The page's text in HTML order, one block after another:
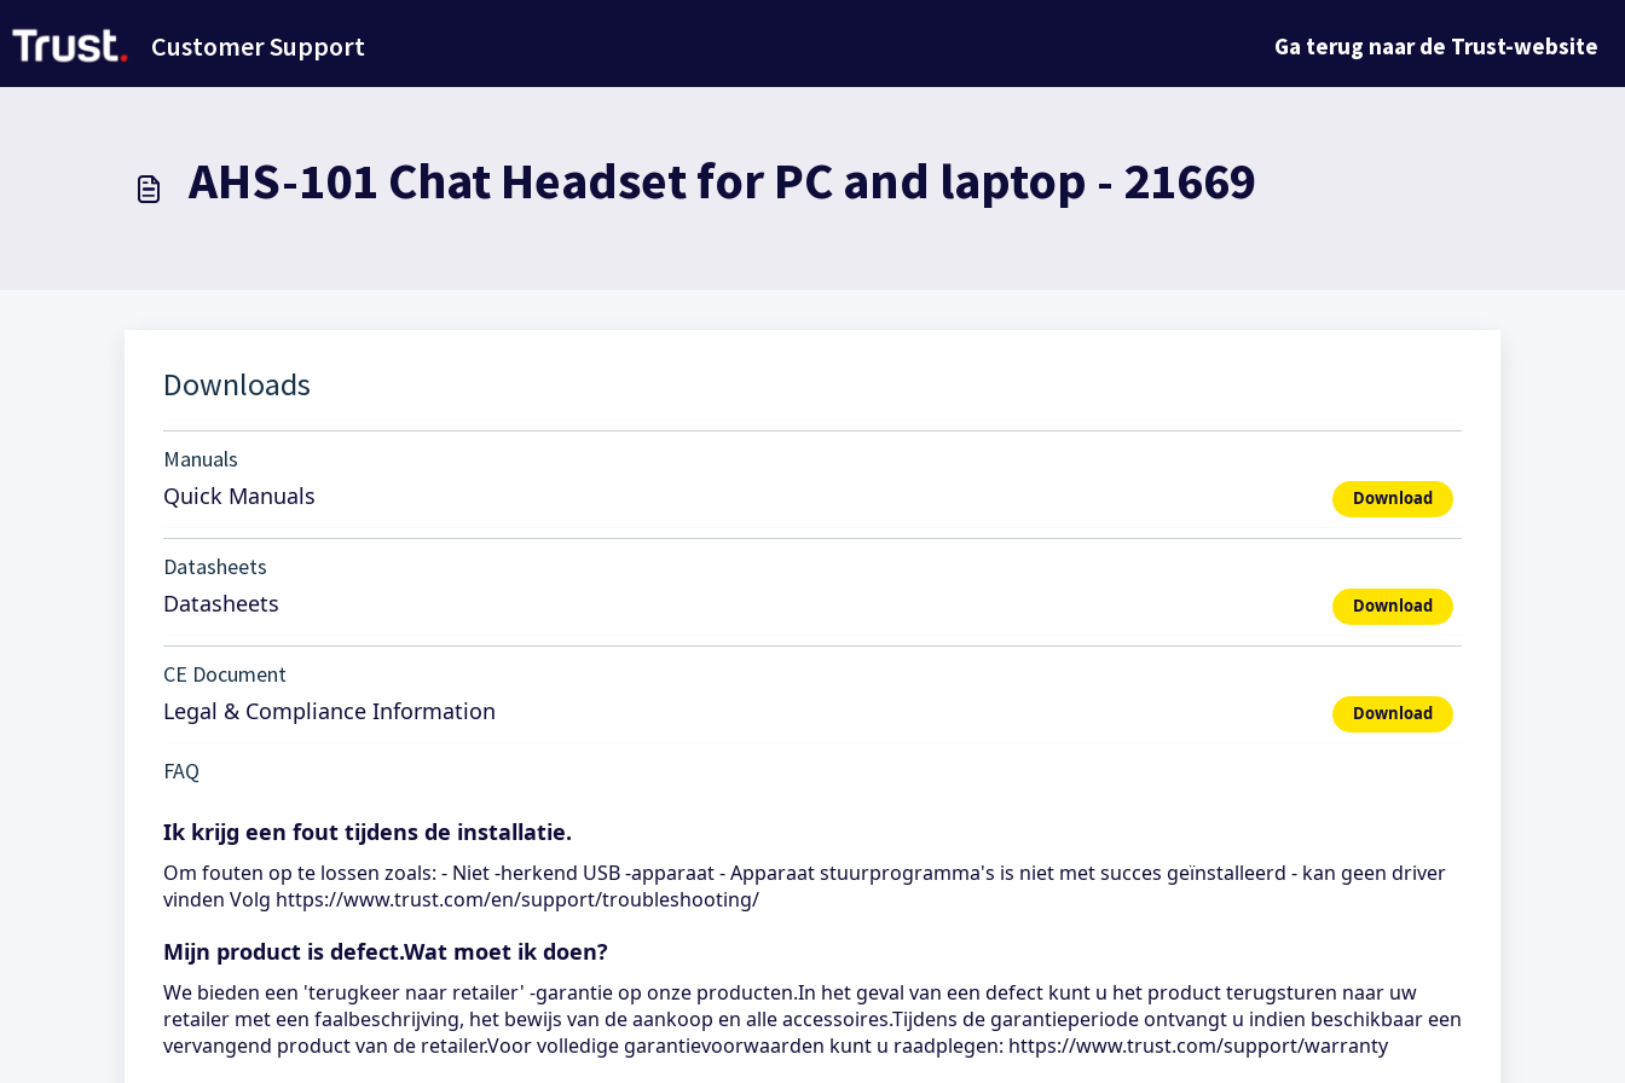
Customer Support Ga terug naar de Trust-website
AHS-101 Chat Headset for PC and laptop - 21669
Downloads
Manuals
Quick Manuals Download
Datasheets
Datasheets Download
CE Document
Legal & Compliance Information Download
FAQ
Ik krijg een fout tijdens de installatie.
Om fouten op te lossen zoals: - Niet -herkend USB -apparaat - Apparaat stuurprogramma's is niet met succes geïnstalleerd - kan geen driver
vinden Volg https://www.trust.com/en/support/troubleshooting/
Mijn product is defect.Wat moet ik doen?
We bieden een 'terugkeer naar retailer' -garantie op onze producten.In het geval van een defect kunt u het product terugsturen naar uw
retailer met een faalbeschrijving, het bewijs van de aankoop en alle accessoires.Tijdens de garantieperiode ontvangt u indien beschikbaar een
vervangend product van de retailer.Voor volledige garantievoorwaarden kunt u raadplegen: https://www.trust.com/support/warranty